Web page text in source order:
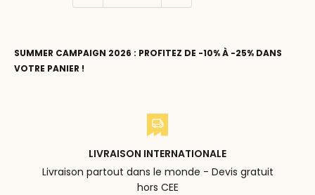
SUMMER CAMPAIGN 2026 : PROFITEZ DE -10% À -25% DANS
VOTRE PANIER !
LIVRAISON INTERNATIONALE
Livraison partout dans le monde - Devis gratuit
hors CEE